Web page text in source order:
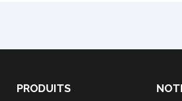
PRODUITS